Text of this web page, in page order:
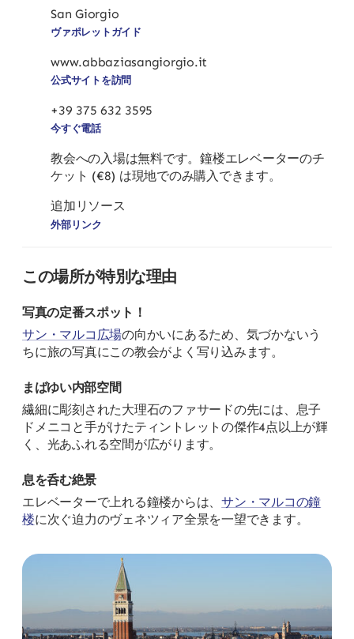
San Giorgio
ヴァポレットガイド
www.abbaziasangiorgio.it
公式サイトを訪問
+39 375 632 3595
今すぐ電話
教会への入場は無料です。鐘楼エレベーターのチ
ケット (€8) は現地でのみ購入できます。
追加リソース
外部リンク
この場所が特別な理由
写真の定番スポット！
サン・マルコ広場の向かいにあるため、気づかないう
ちに旅の写真にこの教会がよく写り込みます。
まばゆい内部空間
繊細に彫刻された大理石のファサードの先には、息子
ドメニコと手がけたティントレットの傑作4点以上が輝
く、光あふれる空間が広がります。
息を呑む絶景
エレベーターで上れる鐘楼からは、サン・マルコの鐘
楼に次ぐ迫力のヴェネツィア全景を一望できます。